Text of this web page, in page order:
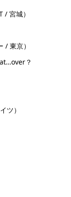
宮城）
東京）
？
ツ）